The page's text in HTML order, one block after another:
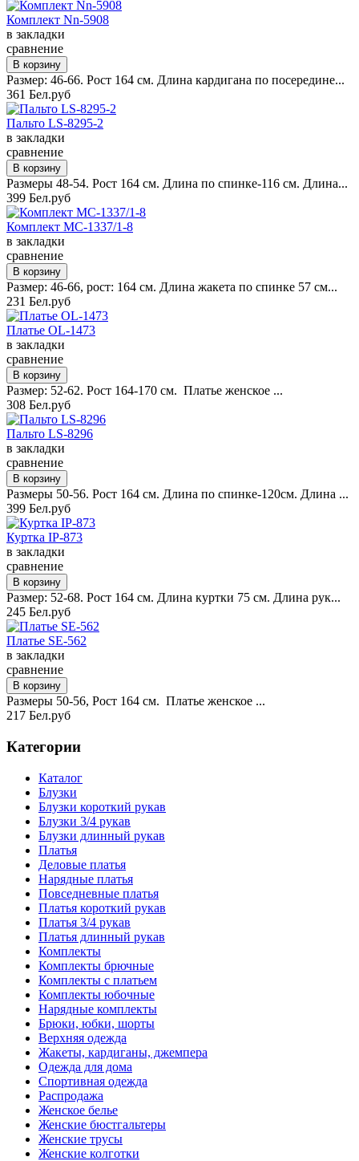
Комплект Nn-5908
в закладки
сравнение
Размер: 46-66. Рост 164 см. Длина кардигана по посередине...
361 Бел.руб
Пальто LS-8295-2
в закладки
сравнение
Размеры 48-54. Рост 164 см. Длина по спинке-116 см. Длина...
399 Бел.руб
Комплект MC-1337/1-8
в закладки
сравнение
Размер: 46-66, рост: 164 см. Длина жакета по спинке 57 см...
231 Бел.руб
Платье OL-1473
в закладки
сравнение
Размер: 52-62. Рост 164-170 см. Платье женское ...
308 Бел.руб
Пальто LS-8296
в закладки
сравнение
Размеры 50-56. Рост 164 см. Длина по спинке-120см. Длина ...
399 Бел.руб
Куртка IP-873
в закладки
сравнение
Размер: 52-68. Рост 164 см. Длина куртки 75 см. Длина рук...
245 Бел.руб
Платье SE-562
в закладки
сравнение
Размеры 50-56, Рост 164 см. Платье женское ...
217 Бел.руб
Категории
Каталог
Блузки
Блузки короткий рукав
Блузки 3/4 рукав
Блузки длинный рукав
Платья
Деловые платья
Нарядные платья
Повседневные платья
Платья короткий рукав
Платья 3/4 рукав
Платья длинный рукав
Комплекты
Комплекты брючные
Комплекты с платьем
Комплекты юбочные
Нарядные комплекты
Брюки, юбки, шорты
Верхняя одежда
Жакеты, кардиганы, джемпера
Одежда для дома
Спортивная одежда
Распродажа
Женское белье
Женские бюстгальтеры
Женские трусы
Женские колготки